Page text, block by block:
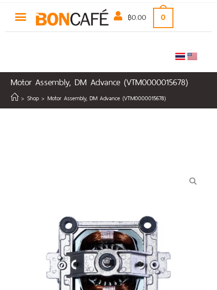
฿0.00 0
Motor Assembly, DM Advance (VTM0000015678)
> Shop > Motor Assembly, DM Advance (VTM0000015678)